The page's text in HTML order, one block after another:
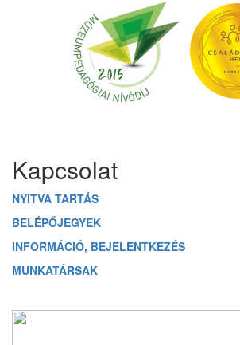
Kapcsolat
NYITVA TARTÁS
BELÉPŐJEGYEK
INFORMÁCIÓ, BEJELENTKEZÉS
MUNKATÁRSAK